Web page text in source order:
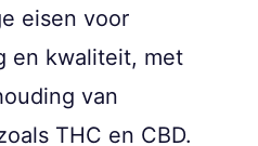
eisen voor
en kwaliteit, met
van
THC en CBD.